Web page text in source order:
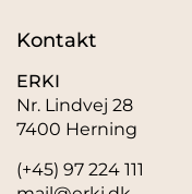
Kontakt
ERKI
Nr. Lindvej 28
7400 Herning
(+45) 97 224 111